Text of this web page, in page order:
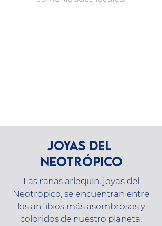
JOYAS DEL
NEOTRóPICO
Las ranas arlequín, joyas del
Neotrópico, se encuentran entre
los anfibios más asombrosos y
coloridos de nuestro planeta.